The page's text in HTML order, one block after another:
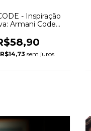
- Inspiração
Armani Code
R$14,73 sem juros